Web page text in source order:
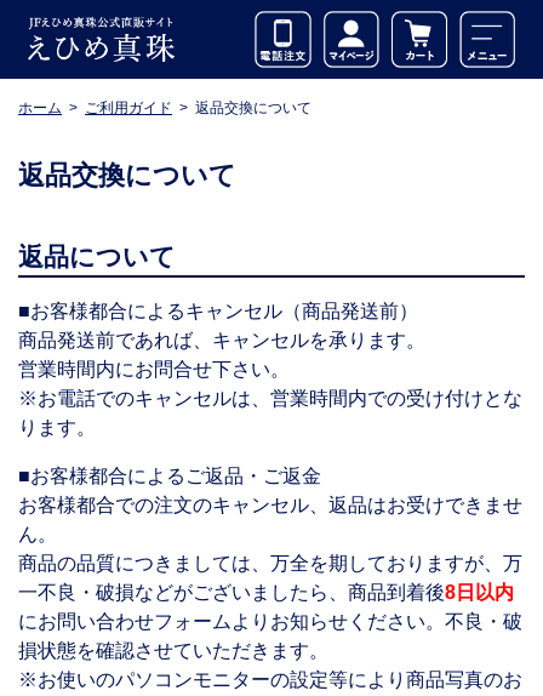
ホーム ご利用ガイド 返品交換について
返品交換について
返品について
■お客様都合によるキャンセル（商品発送前）
商品発送前であれば、キャンセルを承ります。
営業時間内にお問合せ下さい。
※お電話でのキャンセルは、営業時間内での受け付けとな
ります。
■お客様都合によるご返品・ご返金
お客様都合での注文のキャンセル、返品はお受けできませ
ん。
商品の品質につきましては、万全を期しておりますが、万
一不良・破損などがございましたら、商品到着後8日以内
にお問い合わせフォームよりお知らせください。不良・破
損状態を確認させていただきます。
※お使いのパソコンモニターの設定等により商品写真のお